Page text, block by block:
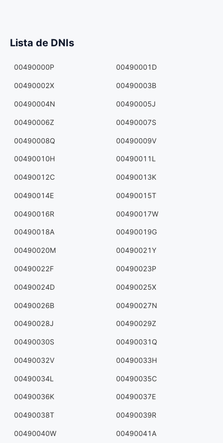
Lista de DNIs
00490000P 00490001D
00490002X 00490003B
00490004N 00490005J
00490006Z 00490007S
00490008Q 00490009V
00490010H 00490011L
00490012C 00490013K
00490014E 00490015T
00490016R 00490017W
00490018A 00490019G
00490020M 00490021Y
00490022F 00490023P
00490024D 00490025X
00490026B 00490027N
00490028J 00490029Z
00490030S 00490031Q
00490032V 00490033H
00490034L 00490035C
00490036K 00490037E
00490038T 00490039R
00490040W 00490041A